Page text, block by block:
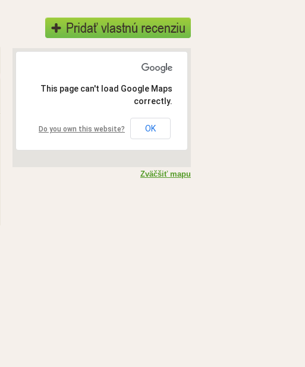
This page can't load Google Maps
correctly.
Do you own this website? OK
Zväčšiť mapu